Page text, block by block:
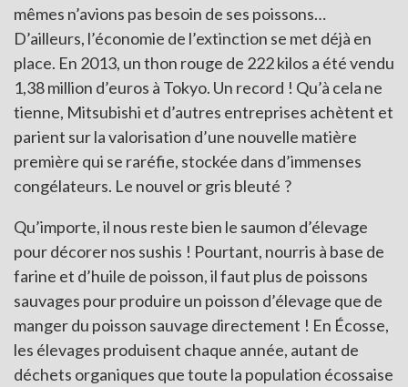
mêmes n’avions pas besoin de ses poissons…
D’ailleurs, l’économie de l’extinction se met déjà en
place. En 2013, un thon rouge de 222 kilos a été vendu
1,38 million d’euros à Tokyo. Un record ! Qu’à cela ne
tienne, Mitsubishi et d’autres entreprises achètent et
parient sur la valorisation d’une nouvelle matière
première qui se raréfie, stockée dans d’immenses
congélateurs. Le nouvel or gris bleuté ?
Qu’importe, il nous reste bien le saumon d’élevage
pour décorer nos sushis ! Pourtant, nourris à base de
farine et d’huile de poisson, il faut plus de poissons
sauvages pour produire un poisson d’élevage que de
manger du poisson sauvage directement ! En Écosse,
les élevages produisent chaque année, autant de
déchets organiques que toute la population écossaise